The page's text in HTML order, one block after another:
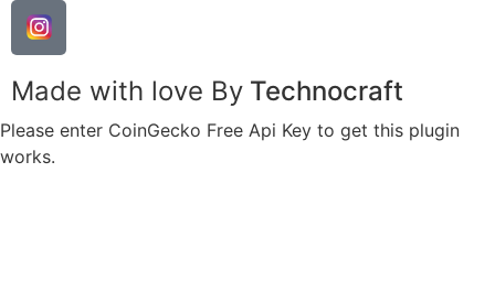
Made with love By Technocraft
Please enter CoinGecko Free Api Key to get this plugin
works.